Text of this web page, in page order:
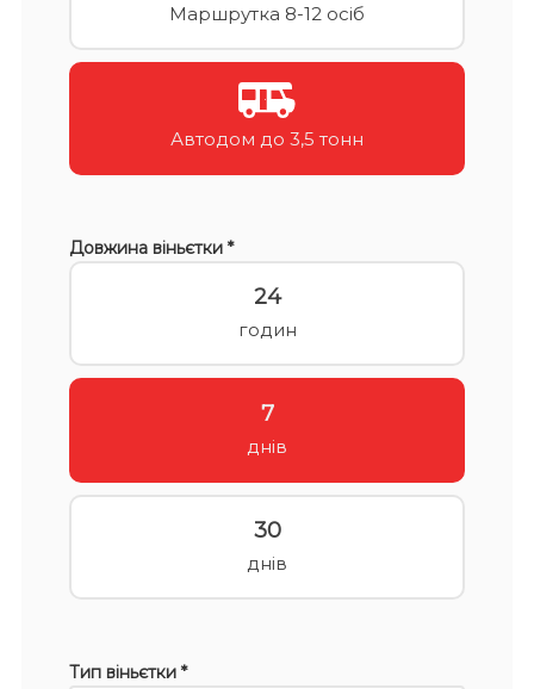
Маршрутка 8-12 осіб
Автодом до 3,5 тонн
Довжина віньєтки *
24
годин
7
днів
30
днів
Тип віньєтки *